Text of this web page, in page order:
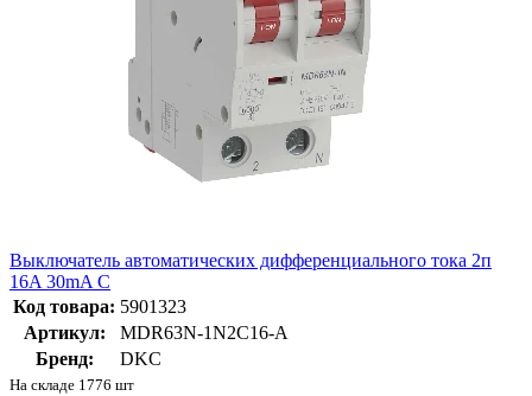
Выключатель автоматических дифференциального тока 2п
16A 30mA C
Код товара: 5901323
Артикул:
MDR63N-1N2C16-A
Бренд:
DKC
На складе 1776 шт